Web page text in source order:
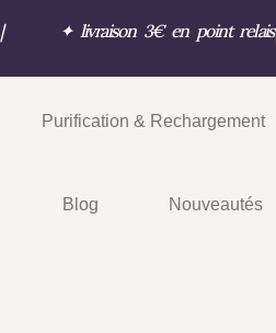
| ✦ livraison 3€ en point relais
Purification & Rechargement
Blog Nouveautés